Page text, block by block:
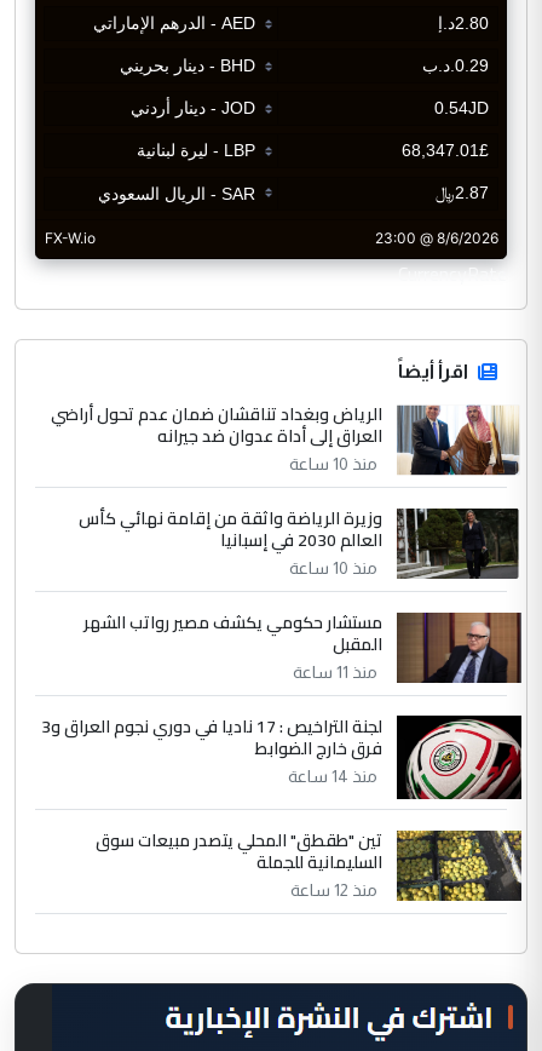
CurrencyRate
اقرأ أيضاً
الرياض وبغداد تناقشان ضمان عدم تحول أراضي
العراق إلى أداة عدوان ضد جيرانه
منذ 10 ساعة
وزيرة الرياضة واثقة من إقامة نهائي كأس
العالم 2030 في إسبانيا
منذ 10 ساعة
مستشار حكومي يكشف مصير رواتب الشهر
المقبل
منذ 11 ساعة
لجنة التراخيص : 17 ناديا في دوري نجوم العراق و3
فرق خارج الضوابط
منذ 14 ساعة
تين "طقطق" المحلي يتصدر مبيعات سوق
السليمانية للجملة
منذ 12 ساعة